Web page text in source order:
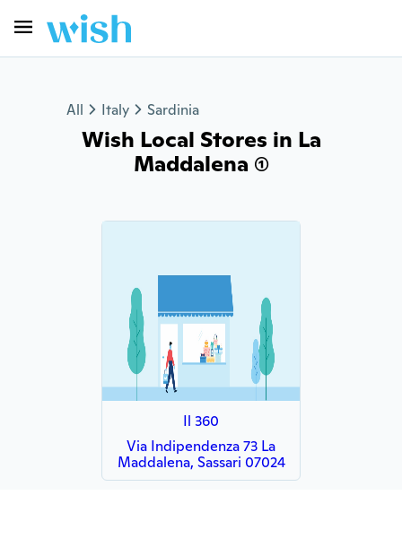
All Italy Sardinia
Wish Local Stores in La
Maddalena (1)
Il 360
Via Indipendenza 73 La
Maddalena, Sassari 07024